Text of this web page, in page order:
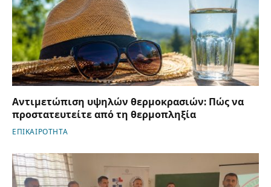
Αντιμετώπιση υψηλών θερμοκρασιών: Πώς να
προστατευτείτε από τη θερμοπληξία
ΕΠΙΚΑΙΡΟΤΗΤΑ